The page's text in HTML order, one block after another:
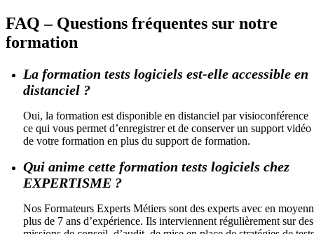
FAQ – Questions fréquentes sur notre
formation
La formation tests logiciels est-elle accessible en
distanciel ?
Oui, la formation est disponible en distanciel par visioconférence
ce qui vous permet d’enregistrer et de conserver un support vidéo
de votre formation en plus du support de formation.
Qui anime cette formation tests logiciels chez
EXPERTISME ?
Nos Formateurs Experts Métiers sont des experts avec en
plus de 7 ans d’expérience. Ils interviennent régulièrement sur des